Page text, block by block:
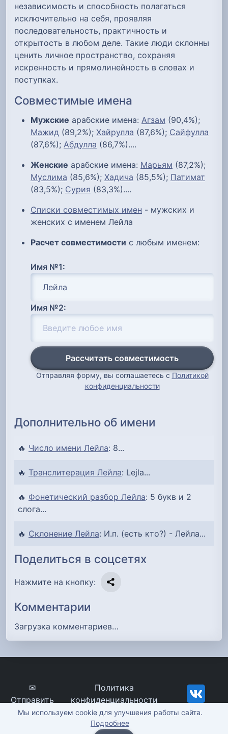
независимость и способность полагаться
исключительно на себя, проявляя
последовательность, практичность и
открытость в любом деле. Такие люди склонны
ценить личное пространство, сохраняя
искренность и прямолинейность в словах и
поступках.
Совместимые имена
Мужские арабские имена: Агзам (90,4%);
Мажид (89,2%); Хайрулла (87,6%); Сайфулла
(87,6%); Абдулла (86,7%)....
Женские арабские имена: Марьям (87,2%);
Муслима (85,6%); Хадича (85,5%); Патимат
(83,5%); Сурия (83,3%)....
Списки совместимых имен - мужских и
женских с именем Лейла
Расчет совместимости с любым именем:
Имя №1:
Имя №2:
Рассчитать совместимость
Отправляя форму, вы соглашаетесь с Политикой
конфиденциальности
Дополнительно об имени
🔥 Число имени Лейла: 8...
🔥 Транслитерация Лейла: Lejla...
🔥 Фонетический разбор Лейла: 5 букв и 2
слога...
🔥 Склонение Лейла: И.п. (есть кто?) - Лейла...
Поделиться в соцсетях
Нажмите на кнопку:
Комментарии
Загрузка комментариев…
✉
Отправить
сообщение
Политика
конфиденциальности
imena-znachenie.ru, ©
2012-2026
Мы используем cookie для улучшения работы сайта.
Подробнее